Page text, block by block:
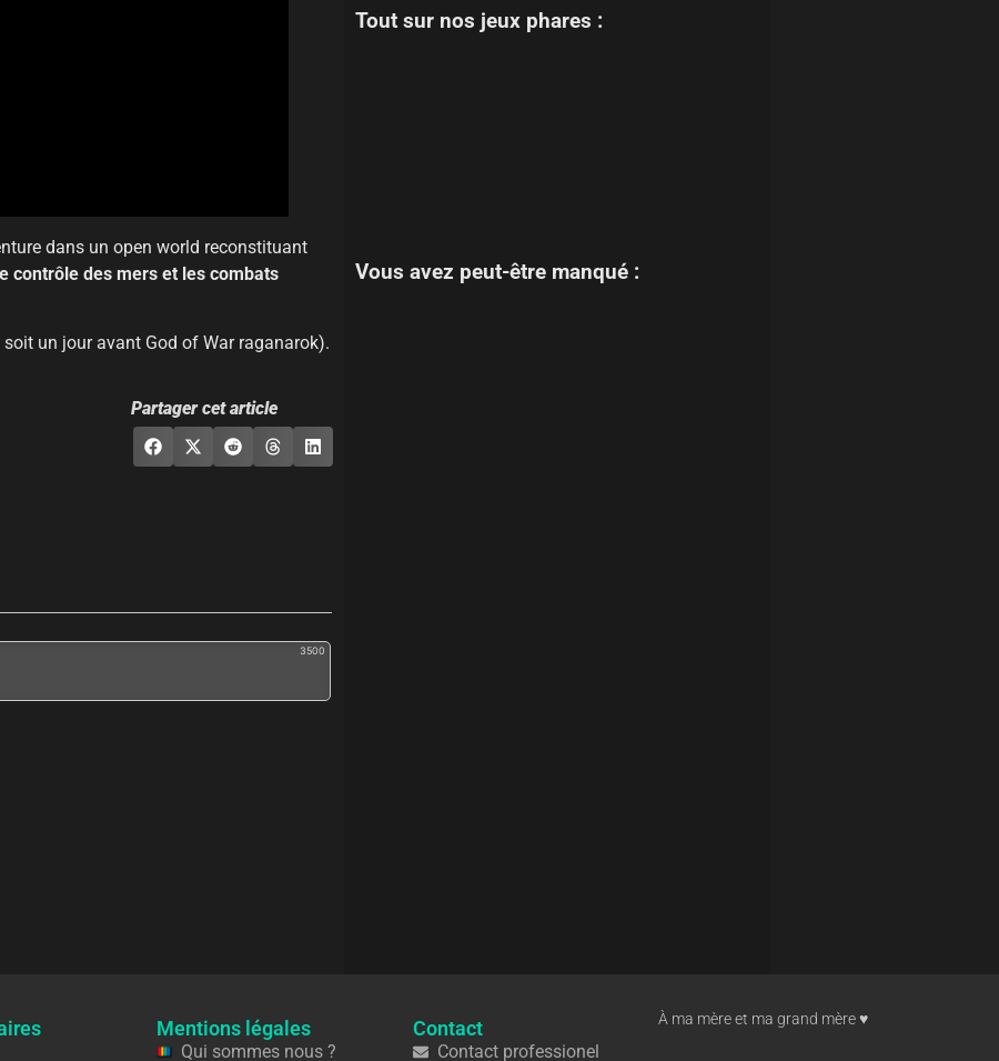
dans un open world reconstituant
contrôle des mers et les combats
soit un jour avant God of War raganarok).
Partager cet article
3500
Tout sur nos jeux phares :
Vous avez peut-être manqué :
Mentions légales
Qui sommes nous ?
Contact
Contact professionel
À ma mère et ma grand mère ♥︎